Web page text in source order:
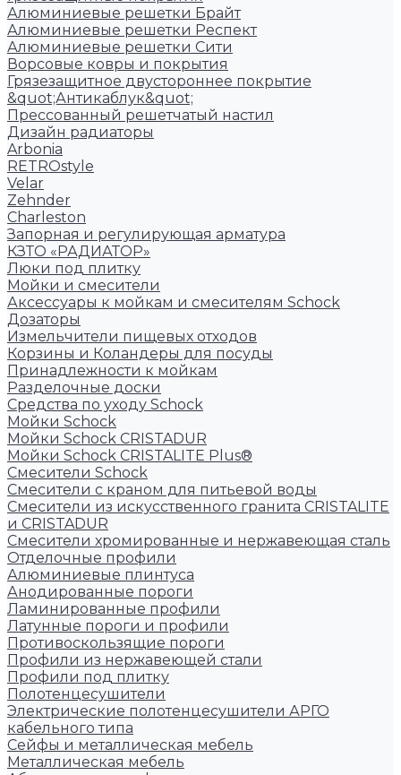
Алюминиевые решетки Брайт
Алюминиевые решетки Респект
Алюминиевые решетки Сити
Ворсовые ковры и покрытия
Грязезащитное двустороннее покрытие
&quot;Антикаблук&quot;
Прессованный решетчатый настил
Дизайн радиаторы
Arbonia
RETROstyle
Velar
Zehnder
Charleston
Запорная и регулирующая арматура
КЗТО «РАДИАТОР»
Люки под плитку
Мойки и смесители
Аксессуары к мойкам и смесителям Schock
Дозаторы
Измельчители пищевых отходов
Корзины и Коландеры для посуды
Принадлежности к мойкам
Разделочные доски
Средства по уходу Schock
Мойки Schock
Мойки Schock CRISTADUR
Мойки Schock CRISTALITE Plus®
Смесители Schock
Cмесители с краном для питьевой воды
Смесители из искуcственного гранита CRISTALITE
и CRISTADUR
Смесители хромированные и нержавеющая сталь
Отделочные профили
Алюминиевые плинтуса
Анодированные пороги
Ламинированные профили
Латунные пороги и профили
Противоскользящие пороги
Профили из нержавеющей стали
Профили под плитку
Полотенцесушители
Электрические полотенцесушители АРГО
кабельного типа
Сейфы и металлическая мебель
Металлическая мебель